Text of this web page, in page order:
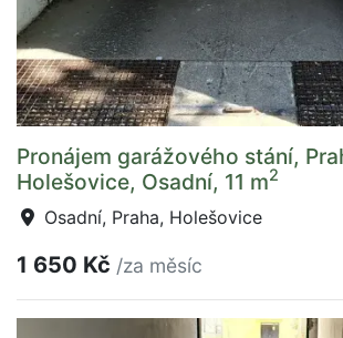
Pronájem garážového stání,
Holešovice, Osadní, 11 m2
Osadní, Praha, Holešovice
1 650 Kč /za měsíc